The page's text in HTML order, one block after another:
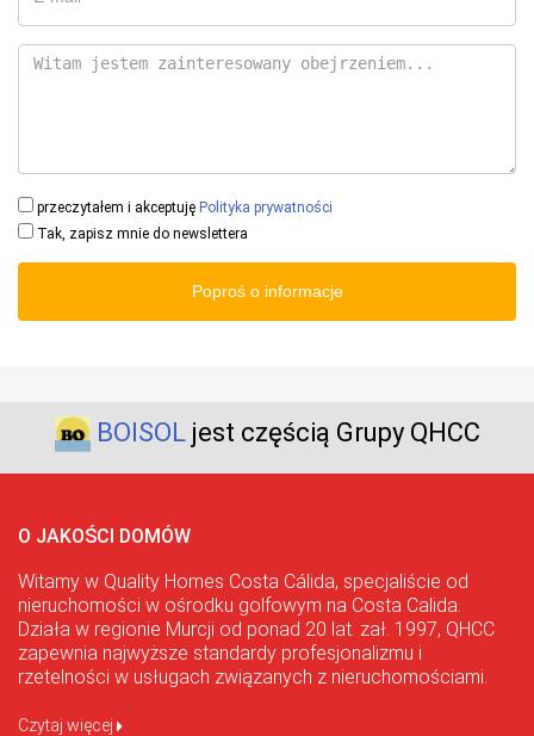
przeczytałem i akceptuję Polityka prywatności
Tak, zapisz mnie do newslettera
Poproś o informacje
BOISOLjest częścią Grupy QHCC
O JAKOŚCI DOMÓW
Witamy w Quality Homes Costa Cálida, specjaliście od
nieruchomości w ośrodku golfowym na Costa Calida.
Działa w regionie Murcji od ponad 20 lat. zał. 1997, QHCC
zapewnia najwyższe standardy profesjonalizmu i
rzetelności w usługach związanych z nieruchomościami.
Czytaj więcej